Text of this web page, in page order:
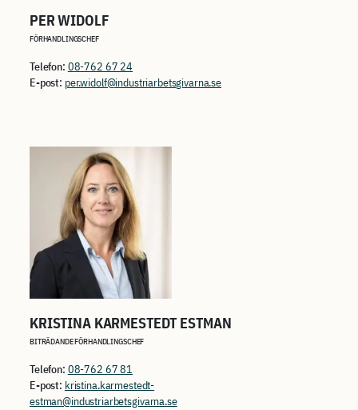
PER WIDOLF
FÖRHANDLINGSCHEF
Telefon: 08-762 67 24
E-post: per.widolf@industriarbetsgivarna.se
KRISTINA KARMESTEDT ESTMAN
BITRÄDANDE FÖRHANDLINGSCHEF
Telefon: 08-762 67 81
E-post: kristina.karmestedt-
estman@industriarbetsgivarna.se